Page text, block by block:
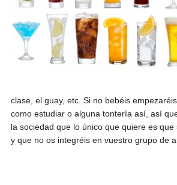
clase, el guay, etc. Si no bebéis
como estudiar o alguna tontería así, así
la sociedad que lo único que quiere es
y que no os integréis en vuestro grupo de